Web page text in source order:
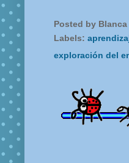
Posted by Blanca
Labels:
exploración del